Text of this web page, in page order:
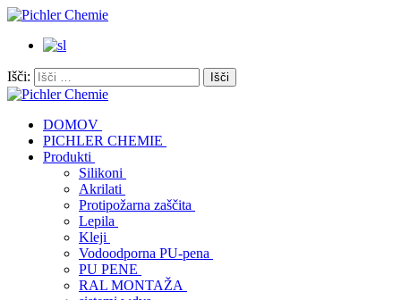
Išči:
DOMOV
PICHLER CHEMIE
Produkti
Silikoni
Akrilati
Protipožarna zaščita
Lepila
Kleji
Vodoodporna PU-pena
PU PENE
RAL MONTAŽA